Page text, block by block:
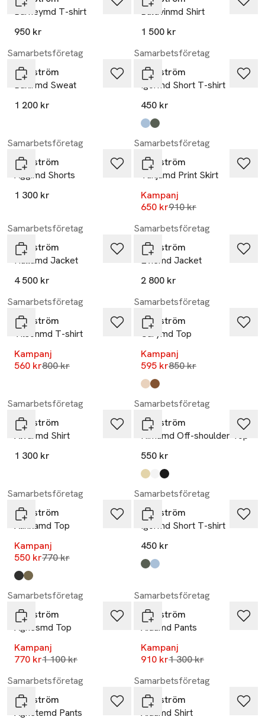
Barneymd T-shirt
950 kr
Baldvinmd Shirt
1 500 kr
Samarbetsföretag
Modström
Bakirmd Sweat
1 200 kr
Samarbetsföretag
Modström
Igormd Short T-shirt
450 kr
Produkten finns i färgerna:
powder blue
beluga
Samarbetsföretag
Modström
Aggimd Shorts
1 300 kr
Samarbetsföretag
Modström
Vanjamd Print Skirt
Kampanj
650 krLägsta pris 30 dagar
910 kr
Samarbetsföretag
Modström
Hullamd Jacket
4 500 kr
Samarbetsföretag
Modström
Eviemd Jacket
2 800 kr
Samarbetsföretag
Modström
Vilsonmd T-shirt
Kampanj
560 krLägsta pris 30 dagar
800 kr
Samarbetsföretag
Modström
Carymd Top
Kampanj
595 krLägsta pris 30 dagar
850 kr
Produkten finns i färgerna:
lavender fog nuthatch stripe
nuthatch
Samarbetsföretag
Modström
Alvarmd Shirt
1 300 kr
Samarbetsföretag
Modström
Himamd Off-shoulder Top
550 kr
Produkten finns i färgerna:
double cream
soft white
black,
Samarbetsföretag
Modström
Alinkamd Top
Kampanj
550 krLägsta pris 30 dagar
770 kr
Produkten finns i färgerna:
solid black
chocolate chip
Samarbetsföretag
Modström
Igormd Short T-shirt
450 kr
Produkten finns i färgerna:
beluga
powder blue
Samarbetsföretag
Modström
Agnesmd Top
Kampanj
770 krLägsta pris 30 dagar
1 100 kr
Samarbetsföretag
Modström
Aidamd Pants
Kampanj
910 krLägsta pris 30 dagar
1 300 kr
Samarbetsföretag
Modström
Agnetemd Pants
Samarbetsföretag
Modström
Aidamd Shirt